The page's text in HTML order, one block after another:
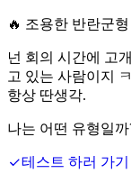
🔥 조용한 반란군형
넌 회의 시간에 고
고 있는 사람이지
항상 딴생각.
나는 어떤 유형일까
테스트 하러 가기